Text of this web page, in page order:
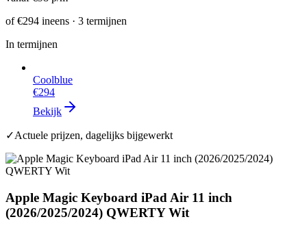
of€294 ineens · 3 termijnen
In termijnen
Coolblue
€294
Bekijk
✓Actuele prijzen, dagelijks bijgewerkt
Apple Magic Keyboard iPad Air 11 inch
(2026/2025/2024) QWERTY Wit